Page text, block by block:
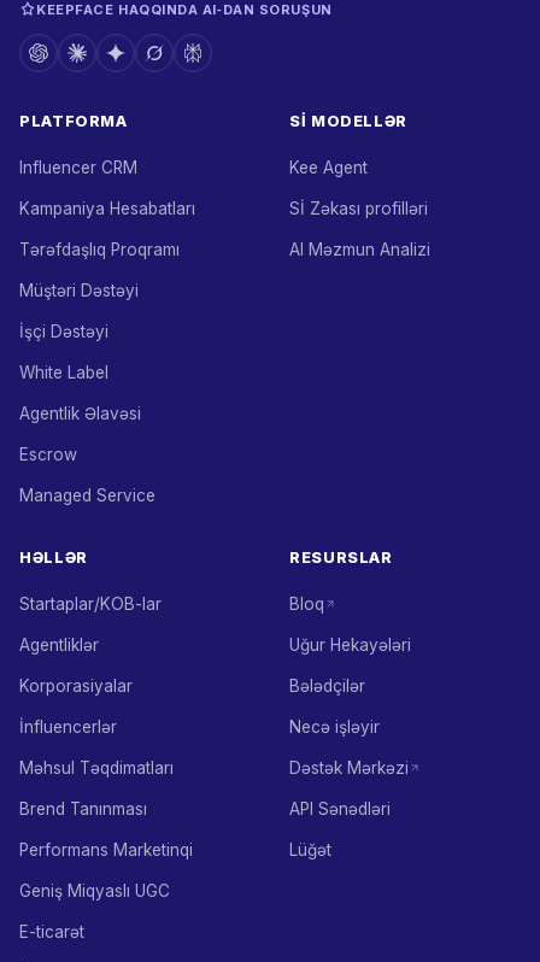
KEEPFACE HAQQINDA AI‑DAN SORUŞUN
PLATFORMA
Influencer CRM
Kampaniya Hesabatları
Tərəfdaşlıq Proqramı
Müştəri Dəstəyi
İşçi Dəstəyi
White Label
Agentlik Əlavəsi
Escrow
Managed Service
Sİ MODELLƏR
Kee Agent
Sİ Zəkası profilləri
AI Məzmun Analizi
HƏLLƏR
Startaplar/KOB-lar
Agentliklər
Korporasiyalar
İnfluencerlər
Məhsul Təqdimatları
Brend Tanınması
Performans Marketinqi
Geniş Miqyaslı UGC
E-ticarət
RESURSLAR
Bloq
Uğur Hekayələri
Bələdçilər
Necə işləyir
Dəstək Mərkəzi
API Sənədləri
Lüğət